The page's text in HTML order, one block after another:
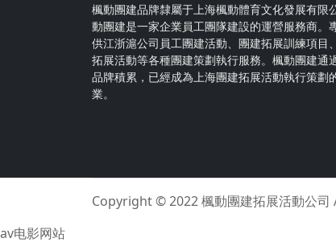
楓動團建品牌隸屬于上海楓動體育文化發展有限
動團建是一家企業員工團隊建設的運營服務商。
供江浙滬公司員工團建活動、團建拓展訓練項目
拓展活動等各種團建策劃執行服務。楓動團建通
品牌積累，已經成為上海團建拓展活動執行策劃
業。
Copyright © 2022楓動團建拓展活動公司
av电影网站